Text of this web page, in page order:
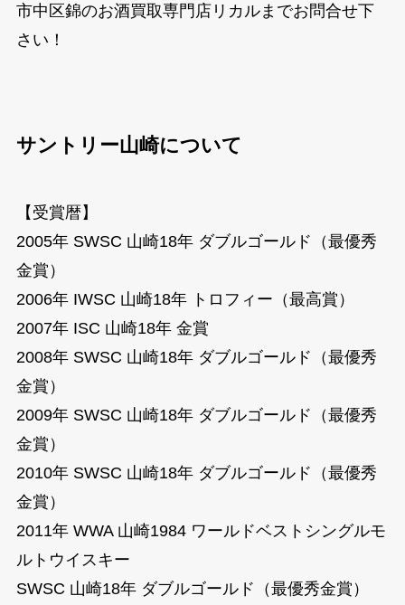
市中区錦のお酒買取専門店リカルまでお問合せ下
さい！
サントリー山崎について
【受賞暦】
2005年 SWSC 山崎18年 ダブルゴールド（最優秀
金賞）
2006年 IWSC 山崎18年 トロフィー（最高賞）
2007年 ISC 山崎18年 金賞
2008年 SWSC 山崎18年 ダブルゴールド（最優秀
金賞）
2009年 SWSC 山崎18年 ダブルゴールド（最優秀
金賞）
2010年 SWSC 山崎18年 ダブルゴールド（最優秀
金賞）
2011年 WWA 山崎1984 ワールドベストシングルモ
ルトウイスキー
SWSC 山崎18年 ダブルゴールド（最優秀金賞）